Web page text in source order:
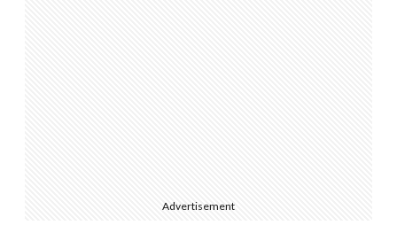
Advertisement